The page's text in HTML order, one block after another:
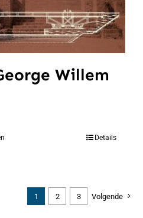
Willem
Details
1 2 3 Volgende